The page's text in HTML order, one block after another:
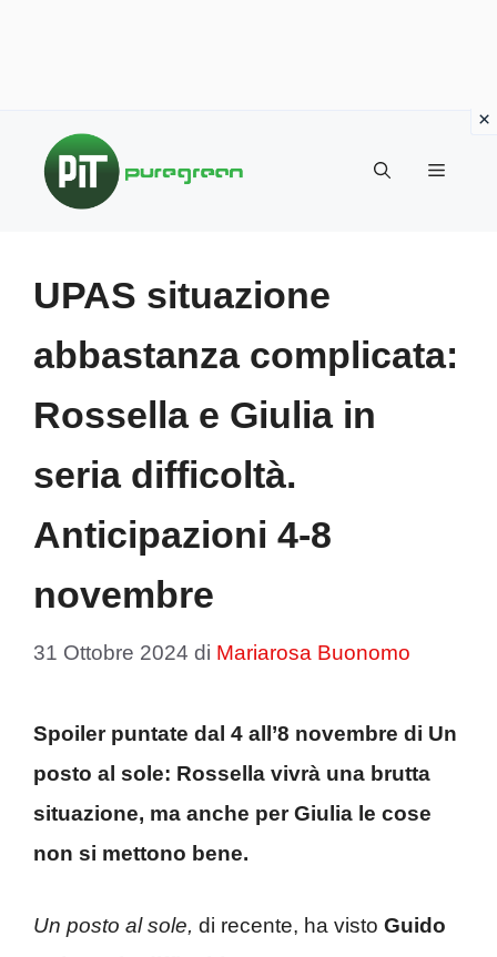
contenuto
MENU
UPAS situazione
abbastanza complicata:
Rossella e Giulia in
seria difficoltà.
Anticipazioni 4-8
novembre
31 Ottobre 2024 di Mariarosa Buonomo
Spoiler puntate dal 4 all’8 novembre di Un
posto al sole: Rossella vivrà una brutta
situazione, ma anche per Giulia le cose
non si mettono bene.
Un posto al sole, di recente, ha visto Guido